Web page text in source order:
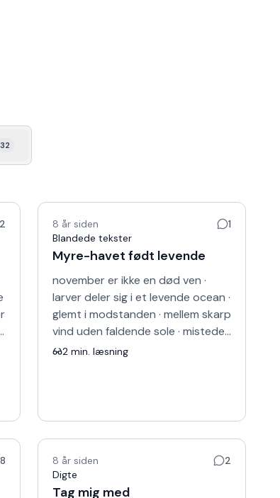
32
2
8 år siden
1
Blandede tekster
Myre-havet født levende
november er ikke en død ven ·
larver deler sig i et levende ocean ·
glemt i modstanden · mellem skarp
vind uden faldende sole · mistede
somrene deres kølighed, mens de
2 min. læsning
8
8 år siden
2
Digte
Tag mig med